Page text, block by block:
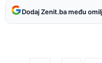
Dodaj Zenit.ba među